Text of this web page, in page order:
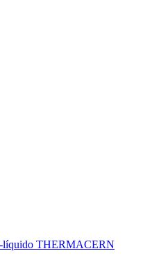
líquido THERMACERN